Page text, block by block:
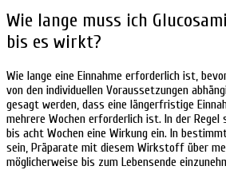
Wie lange muss ich
bis es wirkt?
Wie lange eine Einnahme erforderlich ist,
von den individuellen Voraussetzungen
gesagt werden, dass eine längerfristige
mehrere Wochen erforderlich ist. In der
bis acht Wochen eine Wirkung ein. In
sein, Präparate mit diesem Wirkstoff über
möglicherweise bis zum Lebensende